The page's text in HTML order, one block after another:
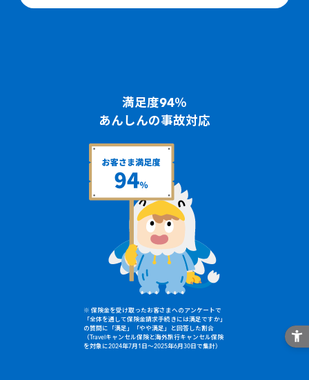
満足度94％
あんしんの事故対応
※ 保険金を受け取ったお客さまへのアンケートで
「全体を通して保険金請求手続きには満足ですか」
の質問に「満足」「やや満足」と回答した割合
（Travelキャンセル保険と海外旅行キャンセル保険
を対象に2024年7月1日～2025年6月30日で集計）